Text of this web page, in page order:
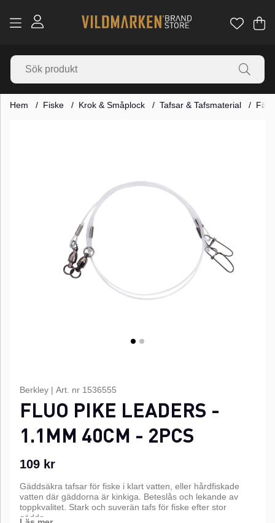
.
Hem Fiske Krok & Småplock Tafsar & Tafsmaterial
Berkley | Art. nr 1536555
FLUO PIKE LEADERS -
1.1MM 40CM - 2PCS
109 kr
Gäddsäkra tafsar för fiske i klart vatten, eller hårdfiskade
vatten där gäddorna är kinkiga. Beteslås och lekande av
toppkvalitet. Stark och suverän tafs för fiske efter stor
gädda.